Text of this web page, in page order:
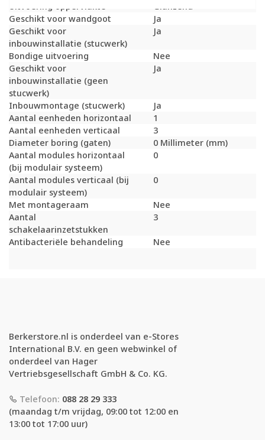
Uitvoering oppervlakte
Glanzend
Geschikt voor wandgoot
Ja
Geschikt voor
inbouwinstallatie (stucwerk)
Ja
Bondige uitvoering
Nee
Geschikt voor
inbouwinstallatie (geen
stucwerk)
Ja
Inbouwmontage (stucwerk)
Ja
Aantal eenheden horizontaal
1
Aantal eenheden verticaal
3
Diameter boring (gaten)
0 Millimeter (mm)
Aantal modules horizontaal
(bij modulair systeem)
0
Aantal modules verticaal (bij
modulair systeem)
0
Met montageraam
Nee
Aantal
schakelaarinzetstukken
3
Antibacteriële behandeling Nee
Berkerstore.nl is onderdeel van e-Stores
International B.V. en geen webwinkel of
onderdeel van Hager
Vertriebsgesellschaft GmbH & Co. KG.
Telefoon: 088 28 29 333
(maandag t/m vrijdag, 09:00 tot 12:00 en
13:00 tot 17:00 uur)